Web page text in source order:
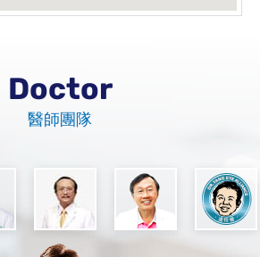
Doctor
醫師團隊